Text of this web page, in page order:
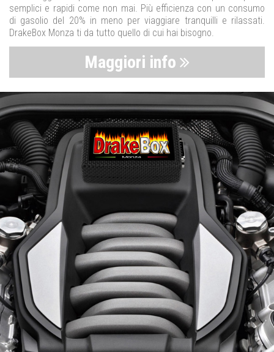
semplici e rapidi come non mai. Più efficienza con un consumo
di gasolio del 20% in meno per viaggiare tranquilli e rilassati.
DrakeBox Monza ti da tutto quello di cui hai bisogno.
Maggiori info